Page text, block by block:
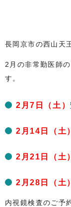
長岡京市の西山天
2月の非常勤医師
す。
2月7日（土）
2月14日（土）
2月21日（土）
2月28日（土）
内視鏡検査のご予